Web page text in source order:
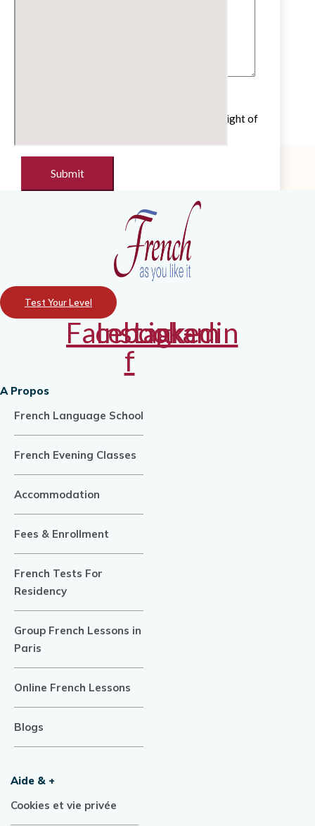
newsletter with cultural and educational insight of
Test Your Level
Facebook-
f
Instagram
Linkedin
A Propos
French Language School
French Evening Classes
Accommodation
Fees & Enrollment
French Tests For
Residency
Group French Lessons in
Paris
Online French Lessons
Blogs
Aide & +
Cookies et vie privée